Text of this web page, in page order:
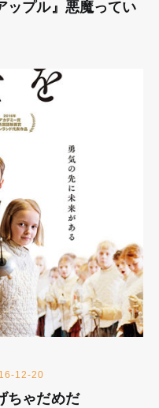
ップル』悪魔ってい
12-20
ちゃだめだ